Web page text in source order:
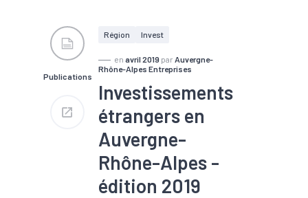
#Recrutement
Publications
Région Invest
en avril 2019 par Auvergne-
Rhône-Alpes Entreprises
Investissements
étrangers en
Auvergne-
Rhône-Alpes -
édition 2019